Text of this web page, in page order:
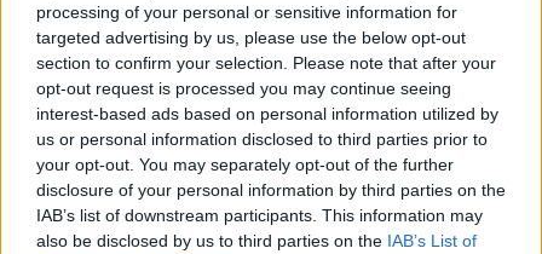
processing of your personal or sensitive information for
targeted advertising by us, please use the below opt-out
section to confirm your selection. Please note that after your
opt-out request is processed you may continue seeing
interest-based ads based on personal information utilized by
us or personal information disclosed to third parties prior to
your opt-out. You may separately opt-out of the further
disclosure of your personal information by third parties on the
IAB’s list of downstream participants. This information may
also be disclosed by us to third parties on the IAB’s List of